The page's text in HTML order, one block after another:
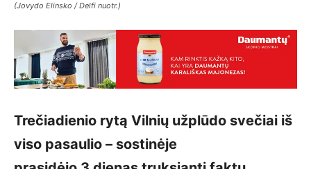
(Jovydo Elinsko / Delfi nuotr.)
Trečiadienio rytą Vilnių užplūdo svečiai iš
viso pasaulio – sostinėje